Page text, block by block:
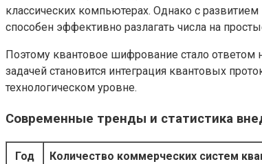
классических компьютерах. Однако с
способен эффективно разлагать числа на
Поэтому квантовое шифрование стало ответом
задачей становится интеграция квантовых
технологическом уровне.
Современные тренды и статистика
Год Количество коммерческих систем